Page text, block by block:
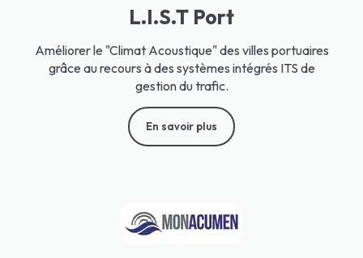
L.I.S.T Port
Améliorer le "Climat Acoustique" des villes portuaires
grâce au recours à des systèmes intégrés ITS de
gestion du trafic.
En savoir plus